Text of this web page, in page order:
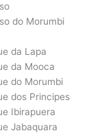
do Morumbi
da Lapa
da Mooca
do Morumbi
dos Principes
Ibirapuera
Jabaquara